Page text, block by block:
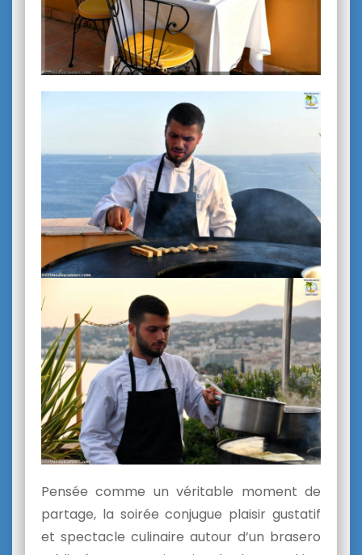
Pensée comme un véritable moment de
partage, la soirée conjugue plaisir gustatif
et spectacle culinaire autour d’un brasero